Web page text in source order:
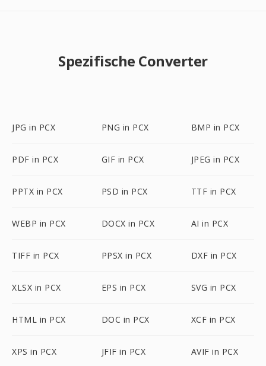
Spezifische Converter
JPG in PCX PNG in PCX BMP in PCX
PDF in PCX GIF in PCX JPEG in PCX
PPTX in PCX PSD in PCX TTF in PCX
WEBP in PCX DOCX in PCX AI in PCX
TIFF in PCX PPSX in PCX DXF in PCX
XLSX in PCX EPS in PCX SVG in PCX
HTML in PCX DOC in PCX XCF in PCX
XPS in PCX JFIF in PCX AVIF in PCX